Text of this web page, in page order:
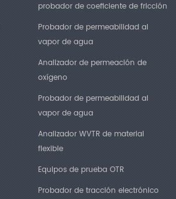
probador de coeficiente de fricción
Probador de permeabilidad al
vapor de agua
Analizador de permeación de
oxígeno
Probador de permeabilidad al
vapor de agua
Analizador WVTR de material
flexible
Equipos de prueba OTR
Probador de tracción electrónico